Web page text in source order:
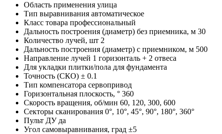
Область применения улица
Тип выравнивания автоматическое
Класс товара профессиональный
Дальность построения (диаметр) без приемника, м 30
Количество лучей, шт 2
Дальность построения (диаметр) с приемником, м 500
Направление лучей 1 горизонталь + 2 отвеса
Для укладки плитки/пола для фундамента
Точность (СКО) ± 0.1
Тип компенсатора сервопривод
Горизонтальная плоскость, ° 360
Скорость вращения, об/мин 60, 120, 300, 600
Секторы сканирования 0°, 10°, 45°, 90°, 180°, 360°
Пульт ДУда
Угол самовыравнивания, град ±5